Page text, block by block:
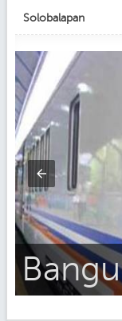
Solobalapan